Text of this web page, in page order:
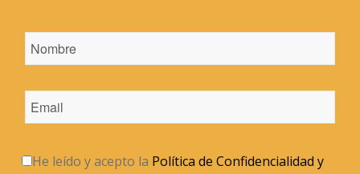
He leído y acepto la Política de Confidencialidad y